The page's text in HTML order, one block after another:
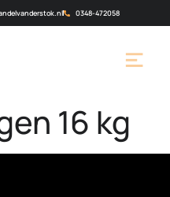
0348-472058
16 kg